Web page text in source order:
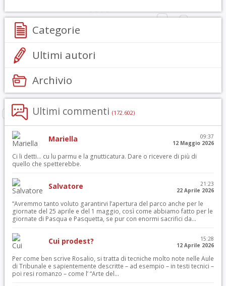
Categorie
Ultimi autori
Archivio
Ultimi commenti (172.602)
Mariella
09:37
12 Maggio 2026
Ci li detti… cu lu parmu e la gnutticatura. Dare o ricevere di più di
quello che spetterebbe.
Salvatore
21:23
22 Aprile 2026
“Avremmo tanto voluto garantirvi l’apertura del parco anche per le
giornate del 25 aprile e del 1 maggio, così come abbiamo fatto per le
giornate di Pasqua e Pasquetta, se pur con enormi sacrifici da...
Cui prodest?
15:28
12 Aprile 2026
Per come ben scrive Rosalio, si tratta di tecniche molto note nelle Aule
di Tribunale e sapientemente descritte – ad esempio – in testi tecnici –
poi resi romanzo – come l’ “Arte del...